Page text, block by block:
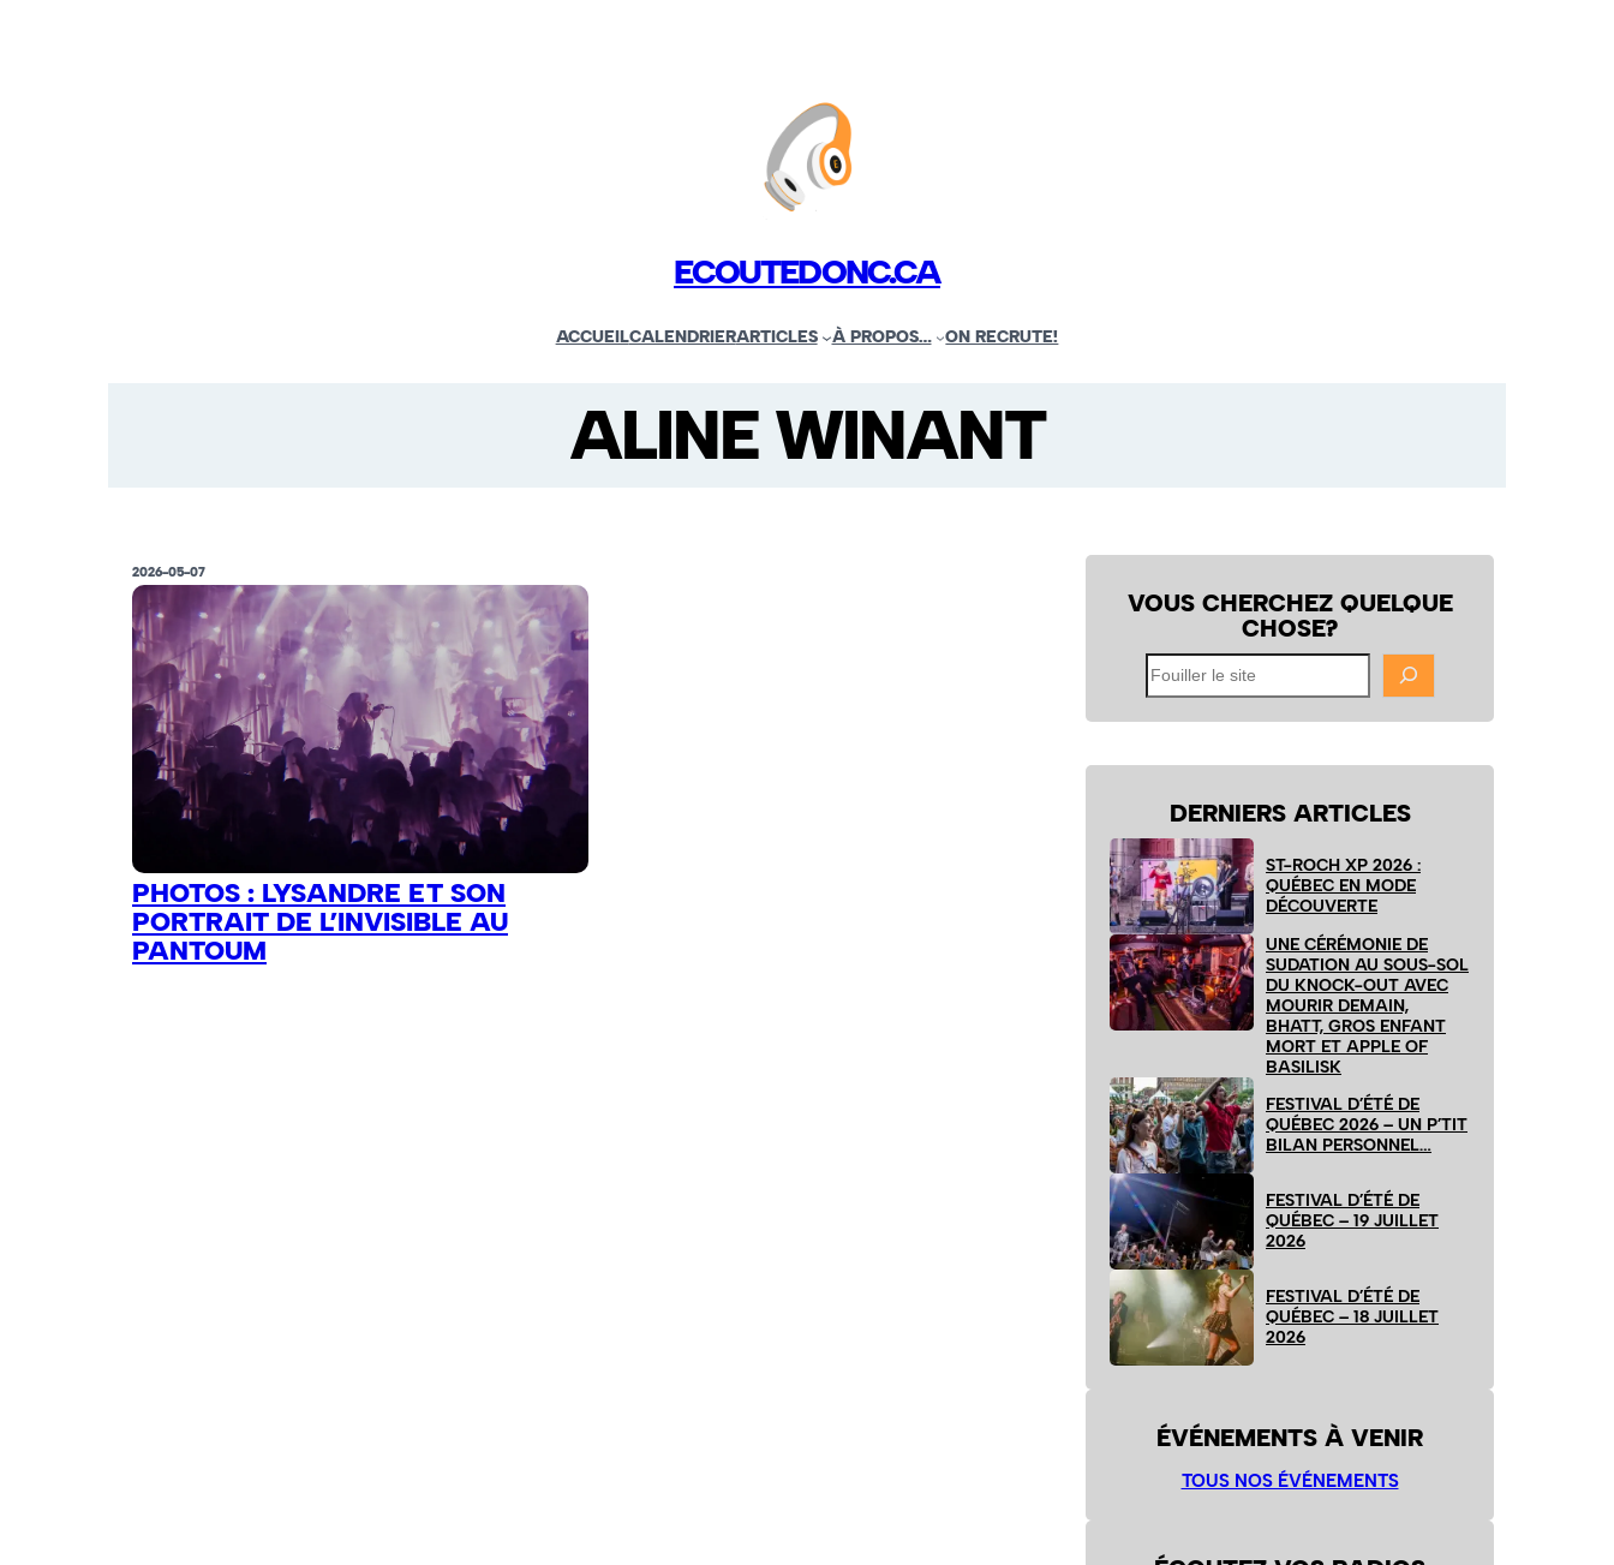
ECOUTEDONC.CA
ACCUEILCALENDRIERARTICLES À PROPOS… ON RECRUTE!
ALINE WINANT
2026-05-07
PHOTOS : LYSANDRE ET SON
PORTRAIT DE L’INVISIBLE AU
PANTOUM
VOUS CHERCHEZ QUELQUE
CHOSE?
Fouiller
le
site
DERNIERS ARTICLES
ST-ROCH XP 2026 :
QUÉBEC EN MODE
DÉCOUVERTE
UNE CÉRÉMONIE DE
SUDATION AU SOUS-SOL
DU KNOCK-OUT AVEC
MOURIR DEMAIN,
BHATT, GROS ENFANT
MORT ET APPLE OF
BASILISK
FESTIVAL D’ÉTÉ DE
QUÉBEC 2026 – UN P’TIT
BILAN PERSONNEL…
FESTIVAL D’ÉTÉ DE
QUÉBEC – 19 JUILLET
2026
FESTIVAL D’ÉTÉ DE
QUÉBEC – 18 JUILLET
2026
ÉVÉNEMENTS À VENIR
TOUS NOS ÉVÉNEMENTS